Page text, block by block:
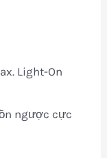
Light-On
ngược cực